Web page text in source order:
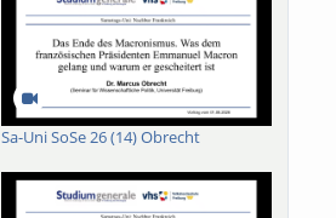
Sa-Uni SoSe 26 (14) Obrecht